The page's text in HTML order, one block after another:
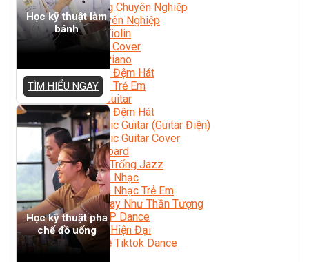
Nhạc Công Chuyên Nghiệp
Ca Sĩ Chuyên Nghiệp
Học Đàn Violin
Học Violin Cover
Học Đàn Piano
Học Piano Đệm Hát
Học Piano Trẻ Em
Học Đàn Guitar
Học Guitar Đệm Hát
Học Electric Guitar (Guitar Điện)
Học Electric Guitar Cover
Học Keyboard
Học Đánh Trống Jazz
Học Thanh Nhạc
Học Thanh Nhạc Trẻ Em
Học Hát Hay Như Thần Tượng
Học K-POP Dance
Học Nhảy Hiện Đại
Chuyên Đề Tiktok Dance
Học kỹ thuật làm
bánh
TÌM HIỂU NGAY
Học kỹ thuật pha
chế đồ uống